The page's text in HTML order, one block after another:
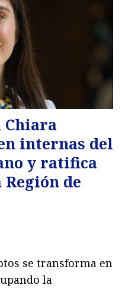
Chiara
internas del
y ratifica
de
se transforma en
la